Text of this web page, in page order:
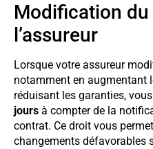
Modification
l’assureur
Lorsque votre assureur
notamment en augmentant
réduisant les garanties,
jours à compter de la
contrat. Ce droit vous
changements défavorables